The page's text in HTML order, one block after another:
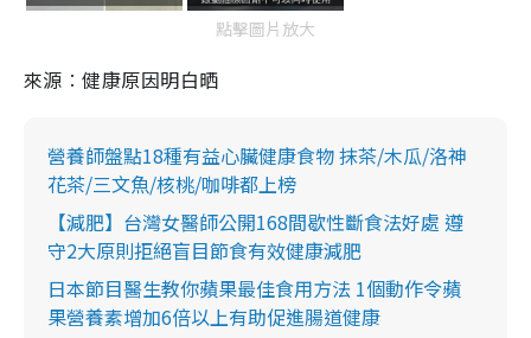
點擊圖片放大
來源︰健康原因明白晒
營養師盤點18種有益心臟健康食物 抹茶/木瓜/洛神
花茶/三文魚/核桃/咖啡都上榜
【減肥】台灣女醫師公開168間歇性斷食法好處 遵
守2大原則拒絕盲目節食有效健康減肥
日本節目醫生教你蘋果最佳食用方法 1個動作令蘋
果營養素增加6倍以上有助促進腸道健康